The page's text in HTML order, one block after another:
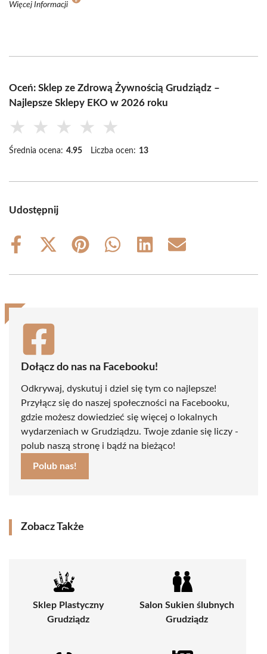
Więcej Informacji
Oceń: Sklep ze Zdrową Żywnością Grudziądz –
Najlepsze Sklepy EKO w 2026 roku
★ ★ ★ ★ ★
Średnia ocena: 4.95 Liczba ocen: 13
Udostępnij
Share
Share
(Twitter)
Share
Share
Share
Share
Dołącz do nas na Facebooku!
Odkrywaj, dyskutuj i dziel się tym co najlepsze!
Przyłącz się do naszej społeczności na Facebooku,
gdzie możesz dowiedzieć się więcej o lokalnych
wydarzeniach w Grudziądzu. Twoje zdanie się liczy -
polub naszą stronę i bądź na bieżąco!
Polub nas!
Zobacz Także
Sklep Plastyczny
Grudziądz
Salon Sukien ślubnych
Grudziądz